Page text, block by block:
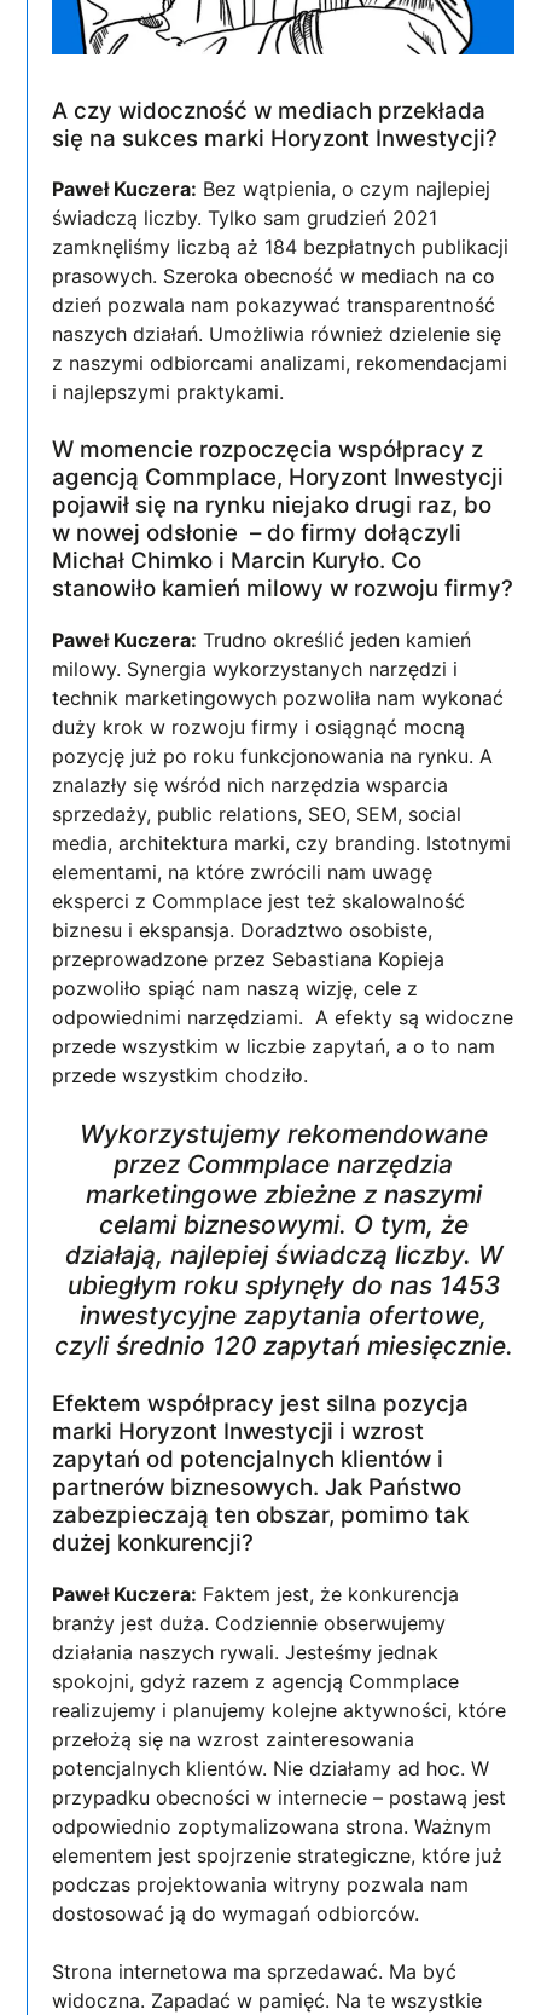
A czy widoczność w mediach przekłada
się na sukces marki Horyzont Inwestycji?
Paweł Kuczera: Bez wątpienia, o czym najlepiej
świadczą liczby. Tylko sam grudzień 2021
zamknęliśmy liczbą aż 184 bezpłatnych publikacji
prasowych. Szeroka obecność w mediach na co
dzień pozwala nam pokazywać transparentność
naszych działań. Umożliwia również dzielenie się
z naszymi odbiorcami analizami, rekomendacjami
i najlepszymi praktykami.
W momencie rozpoczęcia współpracy z
agencją Commplace, Horyzont Inwestycji
pojawił się na rynku niejako drugi raz, bo
w nowej odsłonie – do firmy dołączyli
Michał Chimko i Marcin Kuryło. Co
stanowiło kamień milowy w rozwoju firmy?
Paweł Kuczera: Trudno określić jeden kamień
milowy. Synergia wykorzystanych narzędzi i
technik marketingowych pozwoliła nam wykonać
duży krok w rozwoju firmy i osiągnąć mocną
pozycję już po roku funkcjonowania na rynku. A
znalazły się wśród nich narzędzia wsparcia
sprzedaży, public relations, SEO, SEM, social
media, architektura marki, czy branding. Istotnymi
elementami, na które zwrócili nam uwagę
eksperci z Commplace jest też skalowalność
biznesu i ekspansja. Doradztwo osobiste,
przeprowadzone przez Sebastiana Kopieja
pozwoliło spiąć nam naszą wizję, cele z
odpowiednimi narzędziami. A efekty są widoczne
przede wszystkim w liczbie zapytań, a o to nam
przede wszystkim chodziło.
Wykorzystujemy rekomendowane
przez Commplace narzędzia
marketingowe zbieżne z naszymi
celami biznesowymi. O tym, że
działają, najlepiej świadczą liczby. W
ubiegłym roku spłynęły do nas 1453
inwestycyjne zapytania ofertowe,
czyli średnio 120 zapytań miesięcznie.
Efektem współpracy jest silna pozycja
marki Horyzont Inwestycji i wzrost
zapytań od potencjalnych klientów i
partnerów biznesowych. Jak Państwo
zabezpieczają ten obszar, pomimo tak
dużej konkurencji?
Paweł Kuczera: Faktem jest, że konkurencja
branży jest duża. Codziennie obserwujemy
działania naszych rywali. Jesteśmy jednak
spokojni, gdyż razem z agencją Commplace
realizujemy i planujemy kolejne aktywności, które
przełożą się na wzrost zainteresowania
potencjalnych klientów. Nie działamy ad hoc. W
przypadku obecności w internecie – postawą jest
odpowiednio zoptymalizowana strona. Ważnym
elementem jest spojrzenie strategiczne, które już
podczas projektowania witryny pozwala nam
dostosować ją do wymagań odbiorców.
Strona internetowa ma sprzedawać. Ma być
widoczna. Zapadać w pamięć. Na te wszystkie